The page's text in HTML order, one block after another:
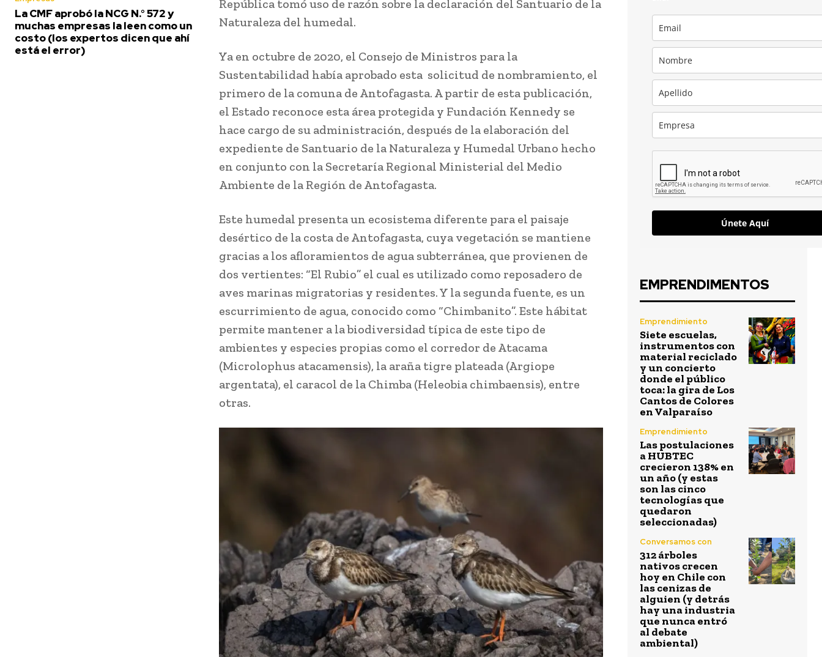
La CMF aprobó la NCG N.° 572 y
muchas empresas la leen como un
costo (los expertos dicen que ahí
está el error)
República tomó uso de razón sobre la declaración del Santuario de la
Naturaleza del humedal.
Ya en octubre de 2020, el Consejo de Ministros para la
Sustentabilidad había aprobado esta solicitud de nombramiento, el
primero de la comuna de Antofagasta. A partir de esta publicación,
el Estado reconoce esta área protegida y Fundación Kennedy se
hace cargo de su administración, después de la elaboración del
expediente de Santuario de la Naturaleza y Humedal Urbano hecho
en conjunto con la Secretaría Regional Ministerial del Medio
Ambiente de la Región de Antofagasta.
Este humedal presenta un ecosistema diferente para el paisaje
desértico de la costa de Antofagasta, cuya vegetación se mantiene
gracias a los afloramientos de agua subterránea, que provienen de
dos vertientes: “El Rubio” el cual es utilizado como reposadero de
aves marinas migratorias y residentes. Y la segunda fuente, es un
escurrimiento de agua, conocido como “Chimbanito”. Este hábitat
permite mantener a la biodiversidad típica de este tipo de
ambientes y especies propias como el corredor de Atacama
(Microlophus atacamensis), la araña tigre plateada (Argiope
argentata), el caracol de la Chimba (Heleobia chimbaensis), entre
otras.
Únete Aquí
EMPRENDIMENTOS
Emprendimiento
Siete escuelas,
instrumentos con
material reciclado
y un concierto
donde el público
toca: la gira de Los
Cantos de Colores
en Valparaíso
Emprendimiento
Las postulaciones
a HUBTEC
crecieron 138% en
un año (y estas
son las cinco
tecnologías que
quedaron
seleccionadas)
Conversamos con
312 árboles
nativos crecen
hoy en Chile con
las cenizas de
alguien (y detrás
hay una industria
que nunca entró
al debate
ambiental)